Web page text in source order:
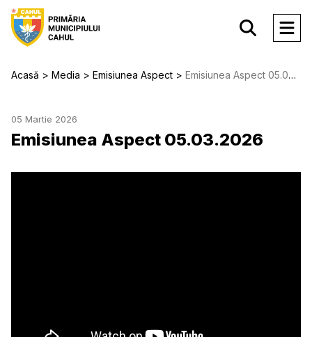
Acasă Media Emisiunea Aspect Emisiunea Aspect 05.03.2026
05 Martie 2026
Emisiunea Aspect 05.03.2026